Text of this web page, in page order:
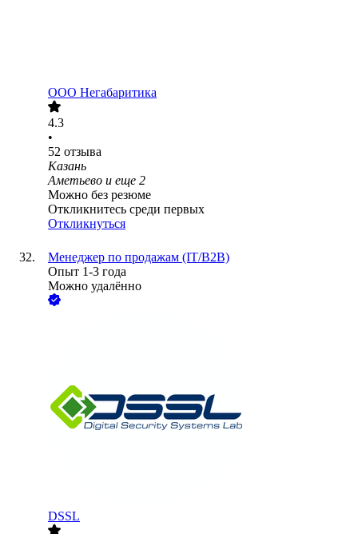
ООО Негабаритика
4.3
•
52 отзыва
Казань
Аметьево и еще 2
Можно без резюме
Откликнитесь среди первых
Откликнуться
Менеджер по продажам (IT/B2B)
Опыт 1-3 года
Можно удалённо
DSSL